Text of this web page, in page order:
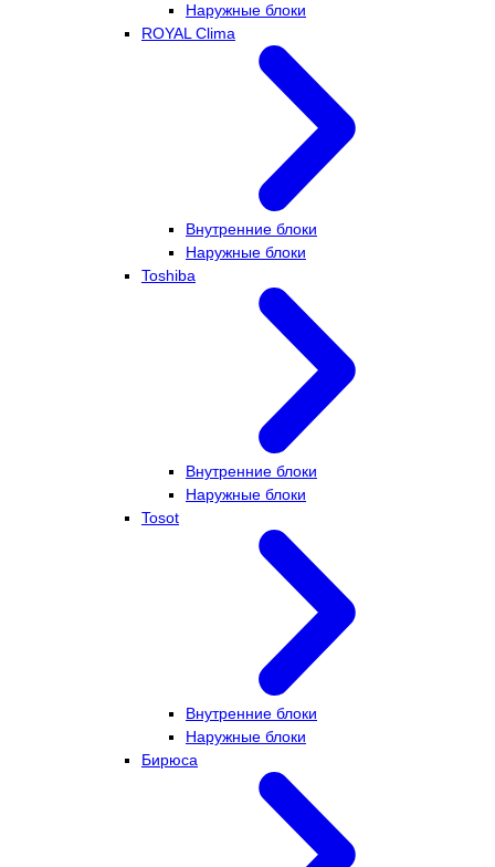
Наружные блоки
ROYAL Clima
Внутренние блоки
Наружные блоки
Toshiba
Внутренние блоки
Наружные блоки
Tosot
Внутренние блоки
Наружные блоки
Бирюса